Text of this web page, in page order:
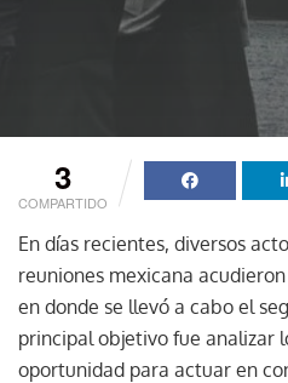
3
COMPARTIDO
En días recientes, diversos
reuniones mexicana
en donde se llevó a cabo el
principal objetivo fue analizar
oportunidad para actuar en